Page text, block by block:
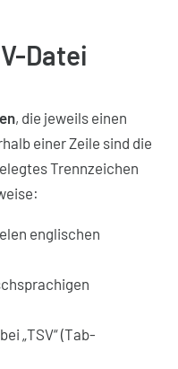
Datei
, die jeweils einen
einer Zeile sind die
Trennzeichen
englischen
„TSV“ (Tab-